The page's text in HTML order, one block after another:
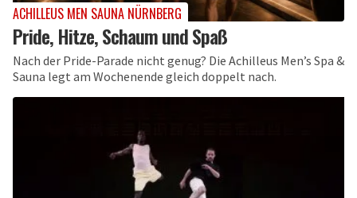
ACHILLEUS MEN SAUNA NÜRNBERG
Pride, Hitze, Schaum und Spaß
Nach der Pride-Parade nicht genug? Die Achilleus Men’s Spa &
Sauna legt am Wochenende gleich doppelt nach.